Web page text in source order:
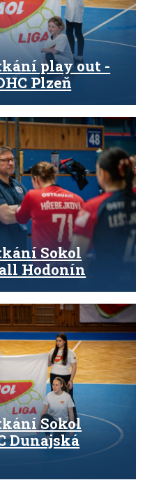
play out -
Plzeň
Sokol
Hodonín
Sokol
Dunajská